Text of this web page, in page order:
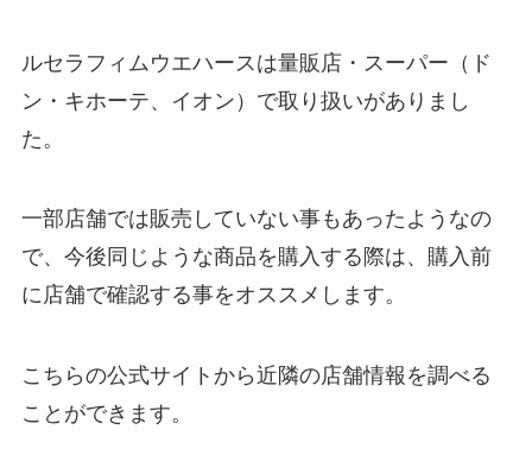
ルセラフィムウエハースは量販店・スーパー（ド
ン・キホーテ、イオン）で取り扱いがありまし
た。
一部店舗では販売していない事もあったようなの
で、今後同じような商品を購入する際は、購入前
に店舗で確認する事をオススメします。
こちらの公式サイトから近隣の店舗情報を調べる
ことができます。